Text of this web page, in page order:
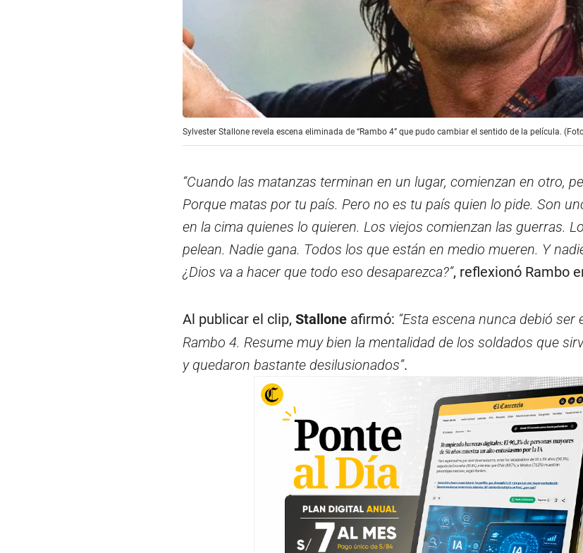
Sylvester Stallone revela escena eliminada de “Rambo 4” que pudo cambiar el sentido de la película.
“Cuando las matanzas terminan en un lugar, comienzan en otro,
Porque matas por tu país. Pero no es tu país quien lo pide. Son
en la cima quienes lo quieren. Los viejos comienzan las guerras.
pelean. Nadie gana. Todos los que están en medio mueren. Y
¿Dios va a hacer que todo eso desaparezca?”, reflexionó Rambo
Al publicar el clip, Stalloneafirmó: “Esta escena nunca debió ser
Rambo 4. Resume muy bien la mentalidad de los soldados que
y quedaron bastante desilusionados”.